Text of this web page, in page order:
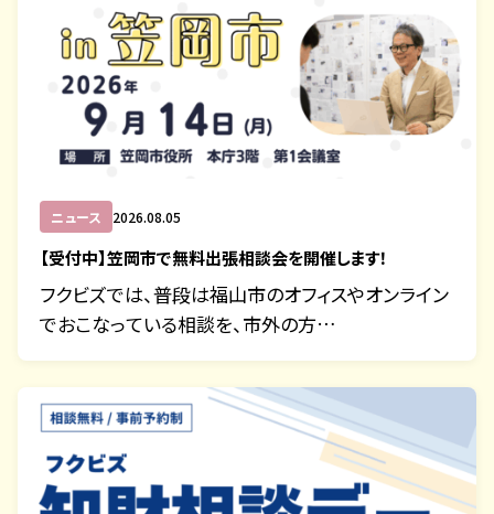
ニュース 2026.08.05
【受付中】笠岡市で無料出張相談会を開催します！
フクビズでは、普段は福山市のオフィスやオンライン
でおこなっている相談を、市外の方…